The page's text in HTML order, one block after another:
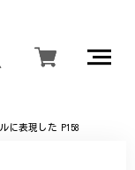
に表現した P158